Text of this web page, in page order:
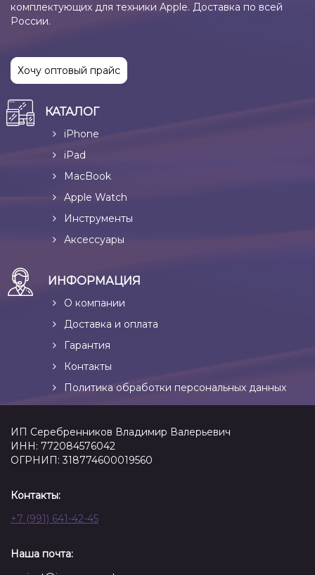
комплектующих для техники Apple. Доставка по всей
России.
Хочу оптовый прайс
КАТАЛОГ
iPhone
iPad
MacBook
Apple Watch
Инструменты
Аксессуары
ИНФОРМАЦИЯ
О компании
Доставка и оплата
Гарантия
Контакты
Политика обработки персональных данных
ИП Серебренников Владимир Валерьевич
ИНН: 772084576042
ОГРНИП: 318774600019560
Контакты:
+7 (991) 641-42-45
Наша почта: